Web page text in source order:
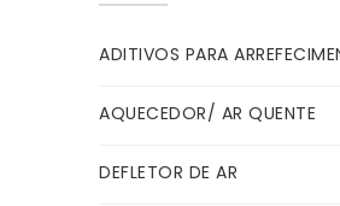
ADITIVOS PARA
AQUECEDOR/ AR QUENTE
DEFLETOR DE AR